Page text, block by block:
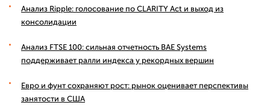
Анализ Ripple: голосование по CLARITY Act и выход из
консолидации
Анализ FTSE 100: сильная отчетность BAE Systems
поддерживает ралли индекса у рекордных вершин
Евро и фунт сохраняют рост: рынок оценивает перспективы
занятости в США